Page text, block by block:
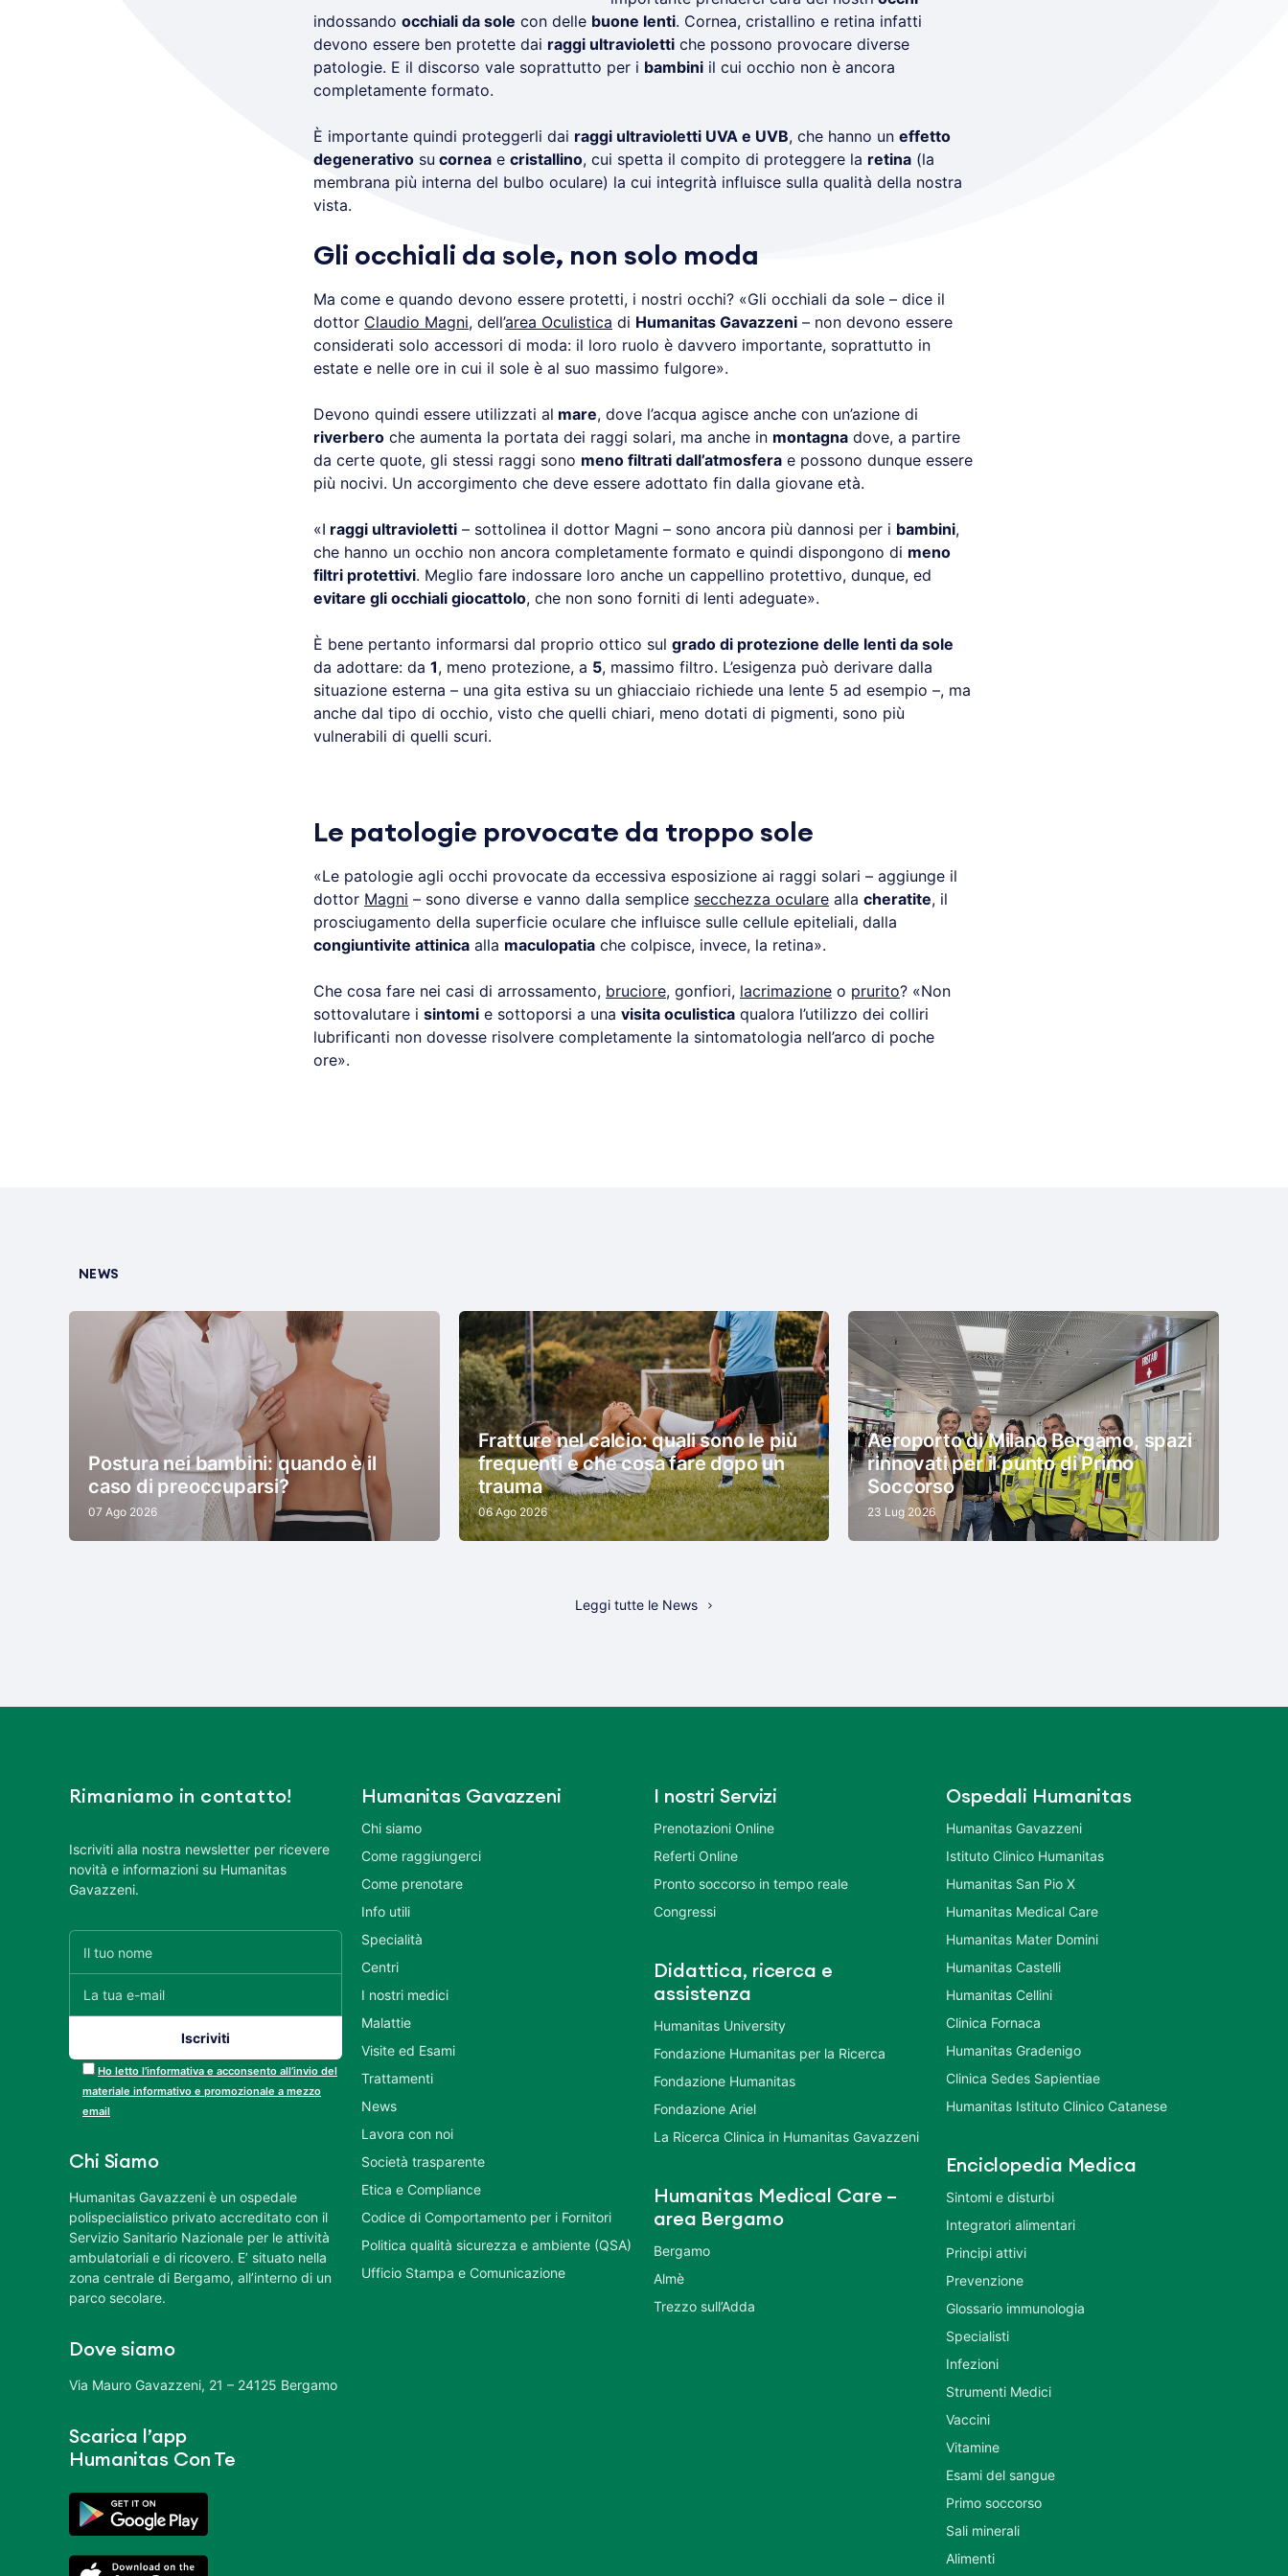
indossando occhiali da sole con delle buone lenti. Cornea, cristallino e retina infatti
devono essere ben protette dai raggi ultravioletti che possono provocare diverse
patologie. E il discorso vale soprattutto per i bambini il cui occhio non è ancora
completamente formato.
È importante quindi proteggerli dai raggi ultravioletti UVA e UVB, che hanno un effetto
degenerativo su cornea e cristallino, cui spetta il compito di proteggere la retina (la
membrana più interna del bulbo oculare) la cui integrità influisce sulla qualità della nostra
vista.
Gli occhiali da sole, non solo moda
Ma come e quando devono essere protetti, i nostri occhi? «Gli occhiali da sole – dice il
dottor Claudio Magni, dell’area Oculistica di Humanitas Gavazzeni – non devono essere
considerati solo accessori di moda: il loro ruolo è davvero importante, soprattutto in
estate e nelle ore in cui il sole è al suo massimo fulgore».
Devono quindi essere utilizzati al mare, dove l’acqua agisce anche con un’azione di
riverbero che aumenta la portata dei raggi solari, ma anche in montagna dove, a partire
da certe quote, gli stessi raggi sono meno filtrati dall’atmosfera e possono dunque essere
più nocivi. Un accorgimento che deve essere adottato fin dalla giovane età.
«I raggi ultravioletti – sottolinea il dottor Magni – sono ancora più dannosi per i bambini,
che hanno un occhio non ancora completamente formato e quindi dispongono di meno
filtri protettivi. Meglio fare indossare loro anche un cappellino protettivo, dunque, ed
evitare gli occhiali giocattolo, che non sono forniti di lenti adeguate».
È bene pertanto informarsi dal proprio ottico sul grado di protezione delle lenti da sole
da adottare: da 1, meno protezione, a 5, massimo filtro. L’esigenza può derivare dalla
situazione esterna – una gita estiva su un ghiacciaio richiede una lente 5 ad esempio –, ma
anche dal tipo di occhio, visto che quelli chiari, meno dotati di pigmenti, sono più
vulnerabili di quelli scuri.
Le patologie provocate da troppo sole
«Le patologie agli occhi provocate da eccessiva esposizione ai raggi solari – aggiunge il
dottor Magni – sono diverse e vanno dalla semplice secchezza oculare alla cheratite, il
prosciugamento della superficie oculare che influisce sulle cellule epiteliali, dalla
congiuntivite attinica alla maculopatia che colpisce, invece, la retina».
Che cosa fare nei casi di arrossamento, bruciore, gonfiori, lacrimazione o prurito? «Non
sottovalutare i sintomi e sottoporsi a una visita oculistica qualora l’utilizzo dei colliri
lubrificanti non dovesse risolvere completamente la sintomatologia nell’arco di poche
ore».
NEWS
Postura nei bambini: quando è il
caso di preoccuparsi?
07 Ago 2026
Fratture nel calcio: quali sono le più
frequenti e che cosa fare dopo un
trauma
06 Ago 2026
Aeroporto di Milano Bergamo, spazi
rinnovati per il punto di Primo
Soccorso
23 Lug 2026
Leggi tutte le News
Rimaniamo in contatto!
Iscriviti alla nostra newsletter per ricevere
novità e informazioni su Humanitas
Gavazzeni.
Ho letto l’informativa e acconsento all’invio del
materiale informativo e promozionale a mezzo
email
Chi Siamo
Humanitas Gavazzeni è un ospedale
polispecialistico privato accreditato con il
Servizio Sanitario Nazionale per le attività
ambulatoriali e di ricovero. E’ situato nella
zona centrale di Bergamo, all’interno di un
parco secolare.
Dove siamo
Via Mauro Gavazzeni, 21 – 24125 Bergamo
Scarica l’app
Humanitas Con Te
Humanitas Gavazzeni
Chi siamo
Come raggiungerci
Come prenotare
Info utili
Specialità
Centri
I nostri medici
Malattie
Visite ed Esami
Trattamenti
News
Lavora con noi
Società trasparente
Etica e Compliance
Codice di Comportamento per i Fornitori
Politica qualità sicurezza e ambiente (QSA)
Ufficio Stampa e Comunicazione
I nostri Servizi
Prenotazioni Online
Referti Online
Pronto soccorso in tempo reale
Congressi
Didattica, ricerca e
assistenza
Humanitas University
Fondazione Humanitas per la Ricerca
Fondazione Humanitas
Fondazione Ariel
La Ricerca Clinica in Humanitas Gavazzeni
Humanitas Medical Care –
area Bergamo
Bergamo
Almè
Trezzo sull’Adda
Ospedali Humanitas
Humanitas Gavazzeni
Istituto Clinico Humanitas
Humanitas San Pio X
Humanitas Medical Care
Humanitas Mater Domini
Humanitas Castelli
Humanitas Cellini
Clinica Fornaca
Humanitas Gradenigo
Clinica Sedes Sapientiae
Humanitas Istituto Clinico Catanese
Enciclopedia Medica
Sintomi e disturbi
Integratori alimentari
Principi attivi
Prevenzione
Glossario immunologia
Specialisti
Infezioni
Strumenti Medici
Vaccini
Vitamine
Esami del sangue
Primo soccorso
Sali minerali
Alimenti